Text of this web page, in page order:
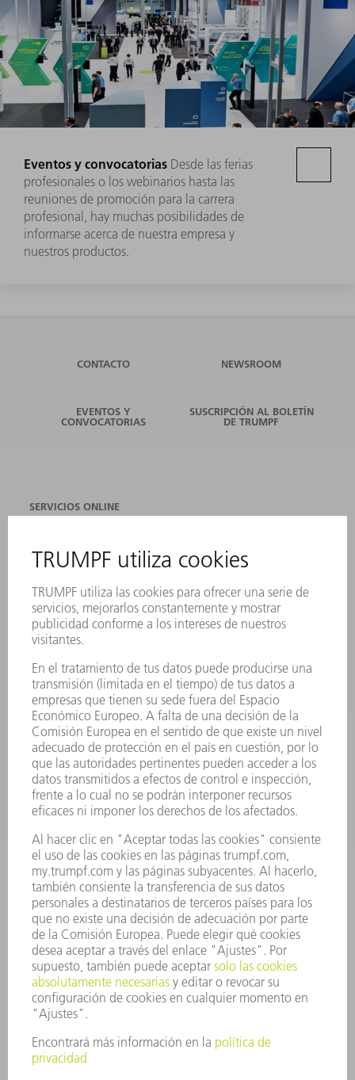
Eventos y convocatorias Desde las ferias
profesionales o los webinarios hasta las
reuniones de promoción para la carrera
profesional, hay muchas posibilidades de
informarse acerca de nuestra empresa y
nuestros productos.
CONTACTO NEWSROOM
EVENTOS Y
CONVOCATORIAS
SUSCRIPCIÓN AL BOLETÍN
DE TRUMPF
SERVICIOS ONLINE
EVENTOS Y CONVOCATORIAS
REGISTRO PARA EL BOLETÍN INFORMATIVO
FICHAS TÉCNICAS DE SEGURIDAD
PRODUCTOS
MÁQUINAS Y SISTEMAS
LÁSER
HERRAMIENTAS PORTÁTILES
FÁBRICA INTELIGENTE
SOFTWARE
SERVICIOS
APLICACIONES
SECTORES
EMPRESA
CARRERA PROFESIONAL
OFERTAS DE TRABAJO
PERFIL DE LA EMPRESA
INFORME ANUAL
PRINCIPIOS CORPORATIVOS
CUMPLIMIENTO
SISTEMA DE INFORMADORES
SEGURIDAD
COMUNICADOS DE PRENSA
REVISTAS
SOSTENIBILIDAD
MEDIO AMBIENTE Y CLIMA
SOCIEDAD Y EMPRESA
GESTIÓN EMPRESARIAL